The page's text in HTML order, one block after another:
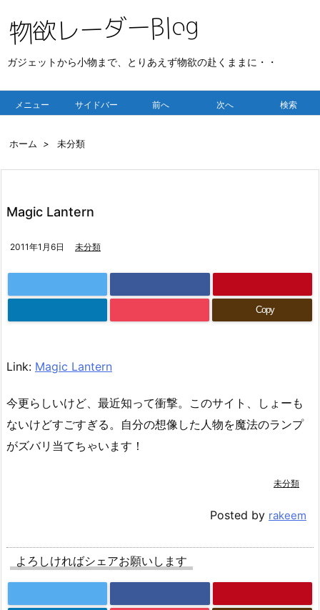
ガジェットから小物まで、とりあえず物欲の赴くままに・・
メニュー サイドバー 前へ 次へ 検索
ホーム > 未分類
Magic Lantern
2011年1月6日 未分類
Copy
Link: Magic Lantern
今更らしいけど、最近知って衝撃。このサイト、しょーも
ないけどすごすぎる。自分の想像した人物を魔法のランプ
がズバリ当てちゃいます！
未分類
Posted by rakeem
よろしければシェアお願いします